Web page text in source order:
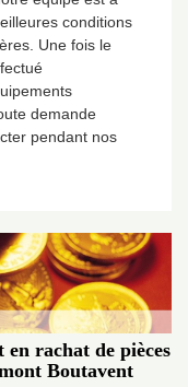
conditions
Une fois le
demande
pendant nos
rachat de pièces
Boutavent